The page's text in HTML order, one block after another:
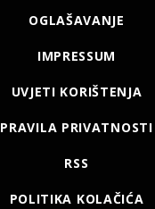
OGLAŠAVANJE
IMPRESSUM
UVJETI KORIŠTENJA
PRAVILA PRIVATNOSTI
RSS
POLITIKA KOLAČIĆA